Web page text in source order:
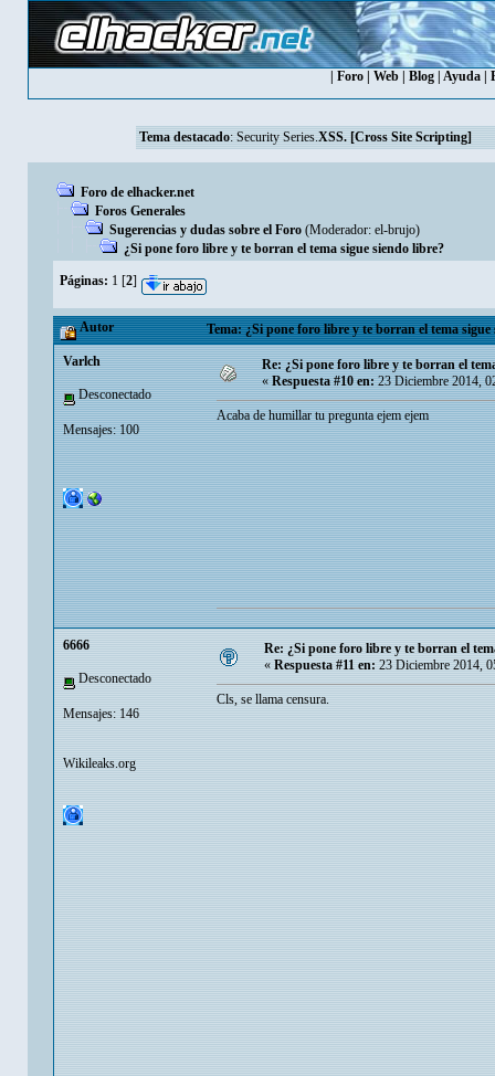
Foro| Web| Blog| Ayuda|
Tema destacado: Security Series.XSS. [Cross Site Scripting]
Foro de elhacker.net
Foros Generales
Sugerencias y dudas sobre el Foro (Moderador: el-brujo)
¿Si pone foro libre y te borran el tema sigue siendo libre?
Páginas: 1 [2]
Autor Tema: ¿Si pone foro libre y te borran el tema
Varlch
Desconectado
Mensajes: 100
Re: ¿Si pone foro libre y te borran el
«Respuesta #10 en:23 Diciembre 2014,
Acaba de humillar tu pregunta ejem ejem
6666
Desconectado
Mensajes: 146
Wikileaks.org
Re: ¿Si pone foro libre y te borran el
« Respuesta #11 en: 23 Diciembre 2014,
Cls, se llama censura.